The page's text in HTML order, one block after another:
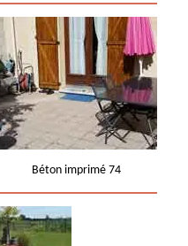
Béton imprimé 74